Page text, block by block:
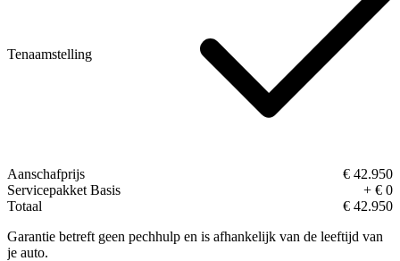
Tenaamstelling
Aanschafprijs
€ 42.950
Servicepakket Basis
+ € 0
Totaal
€ 42.950
Garantie betreft geen pechhulp en is afhankelijk van de leeftijd van
je auto.